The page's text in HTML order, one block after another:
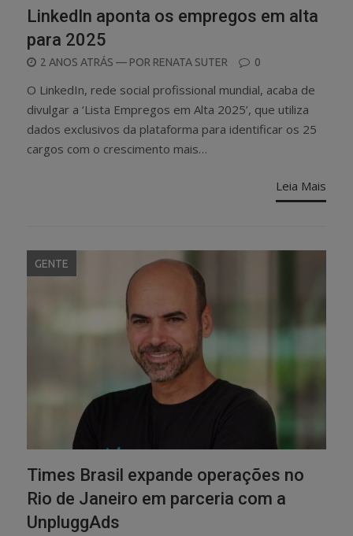
LinkedIn aponta os empregos em alta
para 2025
POSTED
2 ANOS ATRÁS — POR RENATA SUTER 0
O LinkedIn, rede social profissional mundial, acaba de
divulgar a ‘Lista Empregos em Alta 2025’, que utiliza
dados exclusivos da plataforma para identificar os 25
cargos com o crescimento mais…
Leia Mais
GENTE
Times Brasil expande operações no
Rio de Janeiro em parceria com a
UnpluggAds